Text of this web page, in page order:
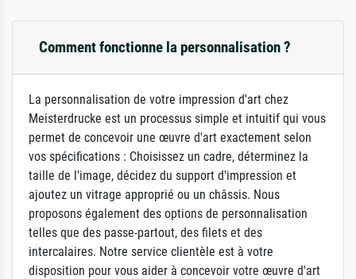
Comment fonctionne la personnalisation ?
La personnalisation de votre impression d'art chez
Meisterdrucke est un processus simple et intuitif qui vous
permet de concevoir une œuvre d'art exactement selon
vos spécifications : Choisissez un cadre, déterminez la
taille de l'image, décidez du support d'impression et
ajoutez un vitrage approprié ou un châssis. Nous
proposons également des options de personnalisation
telles que des passe-partout, des filets et des
intercalaires. Notre service clientèle est à votre
disposition pour vous aider à concevoir votre œuvre d'art